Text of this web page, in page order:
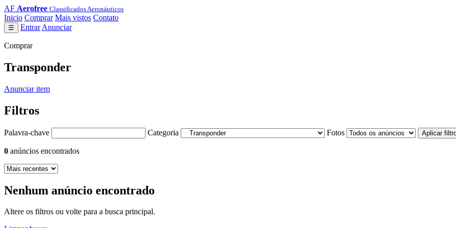
AF Aerofree Classificados Aeronáuticos
Inicio Comprar Mais vistos Contato
☰ Entrar Anunciar
Comprar
Transponder
Anunciar item
Filtros
Palavra-chave Categoria Fotos Aplicar
0 anúncios encontrados
Nenhum anúncio encontrado
Altere os filtros ou volte para a busca principal.